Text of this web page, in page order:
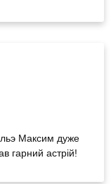
Максим дуже
гарний астрiй!